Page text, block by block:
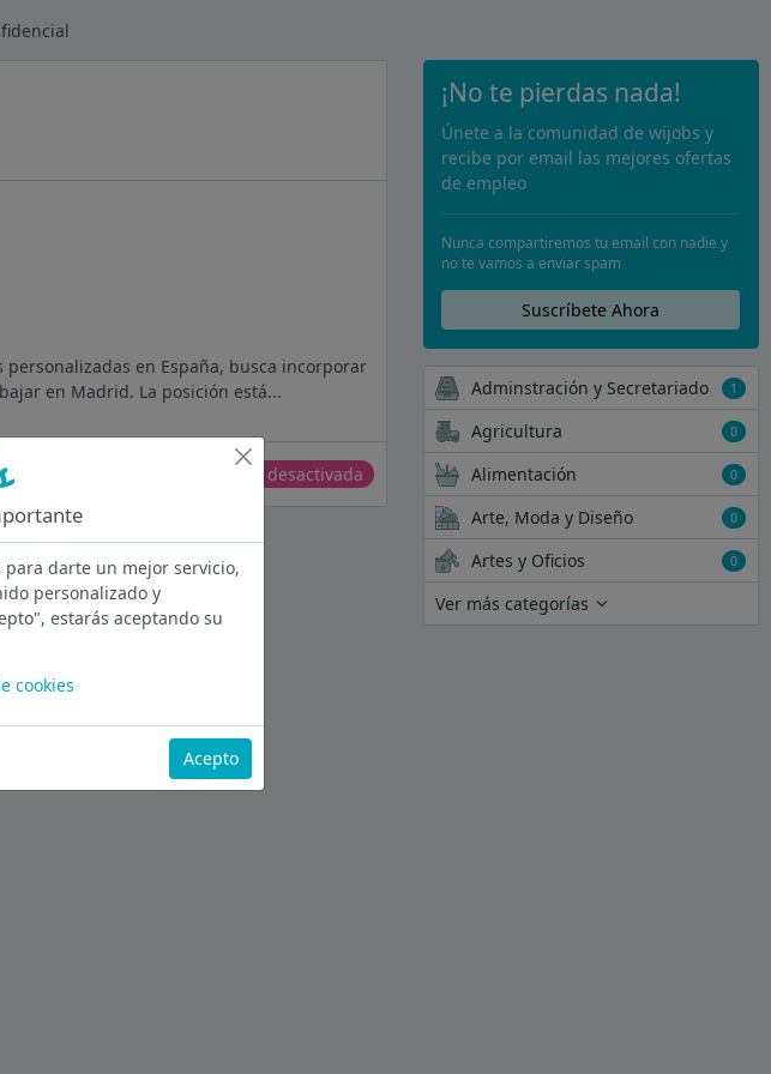
en España, busca incorporar
en Madrid. La posición está...
Oferta desactivada
¡No te pierdas nada!
Únete a la comunidad de wijobs y
recibe por email las mejores ofertas
de empleo
Nunca compartiremos tu email con nadie y
no te vamos a enviar spam
Suscríbete Ahora
Adminstración y Secretariado 1
Agricultura 0
Alimentación 0
Arte, Moda y Diseño 0
Artes y Oficios 0
Ver más categorías
darte un mejor servicio,
personalizado y
estarás aceptando su
cookies
Acepto